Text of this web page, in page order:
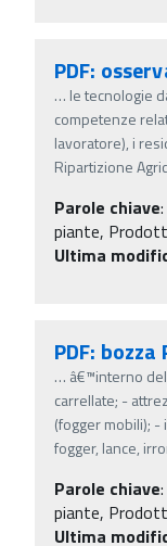
PDF:
… le tecnologie
competenze
lavoratore), i
Ripartizione
Parole chiave:
piante,
Ultima
PDF:
… â€™interno
carrellate; -
(fogger mobili);
fogger, lance,
Parole chiave:
piante,
Ultima